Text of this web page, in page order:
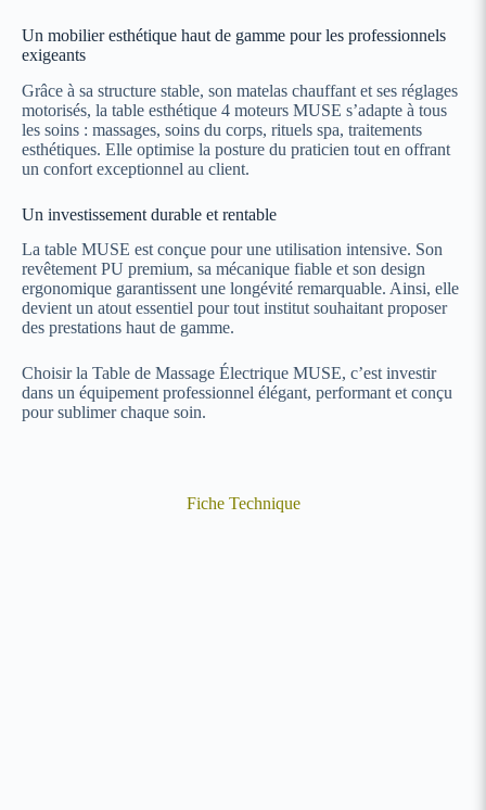
Un mobilier esthétique haut de gamme pour les professionnels
exigeants
Grâce à sa structure stable, son matelas chauffant et ses réglages
motorisés, la table esthétique 4 moteurs MUSE s’adapte à tous
les soins : massages, soins du corps, rituels spa, traitements
esthétiques. Elle optimise la posture du praticien tout en offrant
un confort exceptionnel au client.
Un investissement durable et rentable
La table MUSE est conçue pour une utilisation intensive. Son
revêtement PU premium, sa mécanique fiable et son design
ergonomique garantissent une longévité remarquable. Ainsi, elle
devient un atout essentiel pour tout institut souhaitant proposer
des prestations haut de gamme.
Choisir la Table de Massage Électrique MUSE, c’est investir
dans un équipement professionnel élégant, performant et conçu
pour sublimer chaque soin.
Fiche Technique